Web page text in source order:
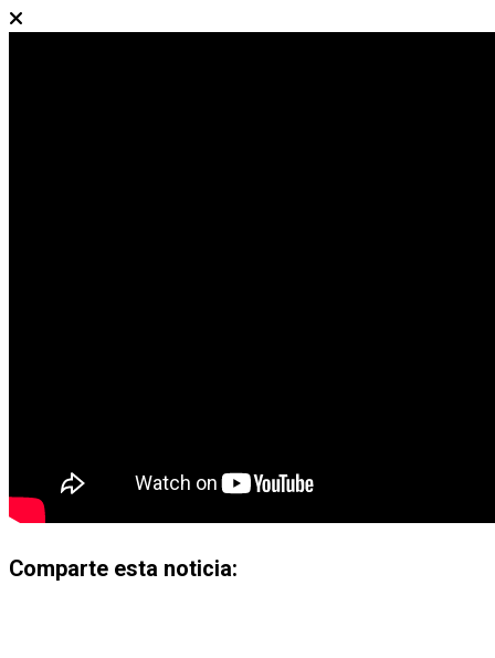
Comparte esta noticia: